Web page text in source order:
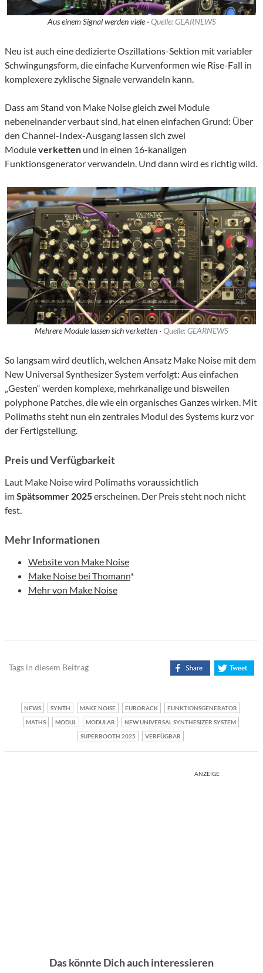
Aus einem Signal werden viele · Quelle: GEARNEWS
Neu ist auch eine dedizierte Oszillations-Sektion mit variabler
Schwingungsform, die einfache Kurvenformen wie Rise-Fall in
komplexere zyklische Signale verwandeln kann.
Dass am Stand von Make Noise gleich zwei Module
nebeneinander verbaut sind, hat einen einfachen Grund: Über
den Channel-Index-Ausgang lassen sich zwei
Moduleverketten und in einen 16-kanaligen
Funktionsgenerator verwandeln. Und dann wird es richtig wild.
Mehrere Module lassen sich verketten · Quelle: GEARNEWS
So langsam wird deutlich, welchen Ansatz Make Noise mit dem
New Universal Synthesizer System verfolgt: Aus einfachen
„Gesten“ werden komplexe, mehrkanalige und bisweilen
polyphone Patches, die wie ein organisches Ganzes wirken. Mit
Polimaths steht nun ein zentrales Modul des Systems kurz vor
der Fertigstellung.
Preis und Verfügbarkeit
Laut Make Noise wird Polimaths voraussichtlich
imSpätsommer 2025erscheinen. Der Preis steht noch nicht
fest.
Mehr Informationen
Website von Make Noise
Make Noise bei Thomann*
Mehr von Make Noise
Tags in diesem Beitrag
NEWS SYNTH MAKE NOISE EURORACK
FUNKTIONSGENERATOR
MATHS
MODUL MODULAR
NEW UNIVERSAL SYNTHESIZER SYSTEM
SUPERBOOTH 2025
VERFÜGBAR
ANZEIGE
Das könnte Dich auch interessieren